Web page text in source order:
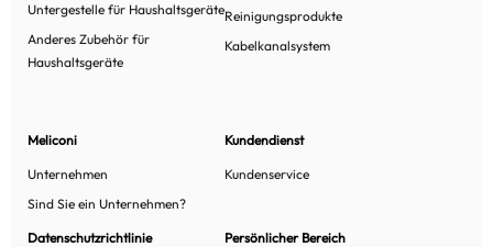
Untergestelle für Haushaltsgeräte
Anderes Zubehör für
Haushaltsgeräte
Reinigungsprodukte
Kabelkanalsystem
Meliconi
Unternehmen
Sind Sie ein Unternehmen?
Kundendienst
Kundenservice
Datenschutzrichtlinie Persönlicher Bereich